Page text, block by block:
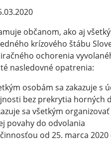
občanom, ako aj
krízového štábu
ochorenia
nasledovné opatrenia:
osobám sa zakazuje
bez prekrytia horných
sa všetkým
povahy do odvolania
od 25. marca